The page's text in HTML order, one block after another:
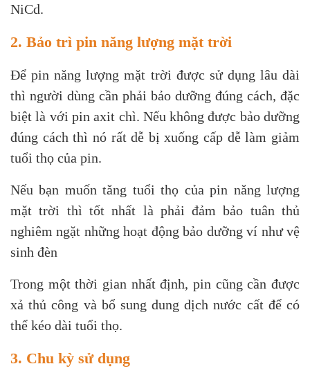
NiCd.
2. Bảo trì pin năng lượng mặt trời
Để pin năng lượng mặt trời được sử dụng lâu dài
thì người dùng cần phải bảo dưỡng đúng cách, đặc
biệt là với pin axit chì. Nếu không được bảo dưỡng
đúng cách thì nó rất dễ bị xuống cấp dễ làm giảm
tuổi thọ của pin.
Nếu bạn muốn tăng tuổi thọ của pin năng lượng
mặt trời thì tốt nhất là phải đảm bảo tuân thủ
nghiêm ngặt những hoạt động bảo dưỡng ví như vệ
sinh đèn
Trong một thời gian nhất định, pin cũng cần được
xả thủ công và bổ sung dung dịch nước cất để có
thể kéo dài tuổi thọ.
3. Chu kỳ sử dụng